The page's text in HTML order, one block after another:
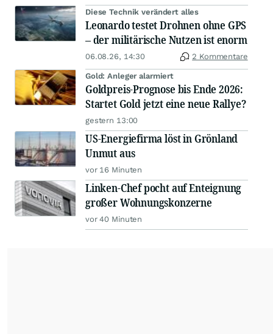
Diese Technik verändert alles
Leonardo testet Drohnen ohne GPS
– der militärische Nutzen ist enorm
06.08.26, 14:30 2 Kommentare
Gold: Anleger alarmiert
Goldpreis-Prognose bis Ende 2026:
Startet Gold jetzt eine neue Rallye?
gestern 13:00
US-Energiefirma löst in Grönland
Unmut aus
vor 16 Minuten
Linken-Chef pocht auf Enteignung
großer Wohnungskonzerne
vor 40 Minuten